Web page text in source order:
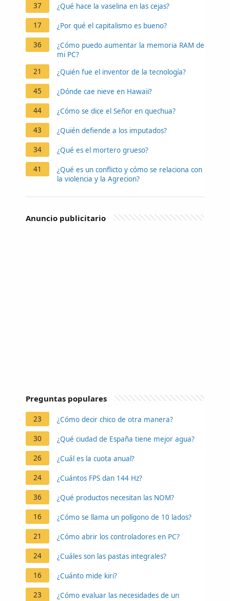
37 ¿Qué hace la vaselina en las cejas?
17 ¿Por qué el capitalismo es bueno?
36
¿Cómo puedo aumentar la memoria RAM de
mi PC?
21
¿Quién fue el inventor de la tecnología?
45 ¿Dónde cae nieve en Hawaii?
44 ¿Cómo se dice el Señor en quechua?
43 ¿Quién defiende a los imputados?
34 ¿Qué es el mortero grueso?
41
¿Qué es un conflicto y cómo se relaciona con
la violencia y la Agrecion?
Anuncio publicitario
Preguntas populares
23 ¿Cómo decir chico de otra manera?
30 ¿Qué ciudad de España tiene mejor agua?
26 ¿Cuál es la cuota anual?
24 ¿Cuántos FPS dan 144 Hz?
36 ¿Qué productos necesitan las NOM?
16 ¿Cómo se llama un polígono de 10 lados?
21 ¿Cómo abrir los controladores en PC?
24 ¿Cuáles son las pastas integrales?
16 ¿Cuánto mide kiri?
23
¿Cómo evaluar las necesidades de un